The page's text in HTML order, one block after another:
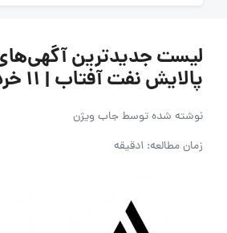
لیست جدیدترین
پالایش نفت آفتاب | ۱۱ خرداد ۱۴۰۵
نوشته شده توسطجاب ویژن
زمان مطالعه: 1دقیقه